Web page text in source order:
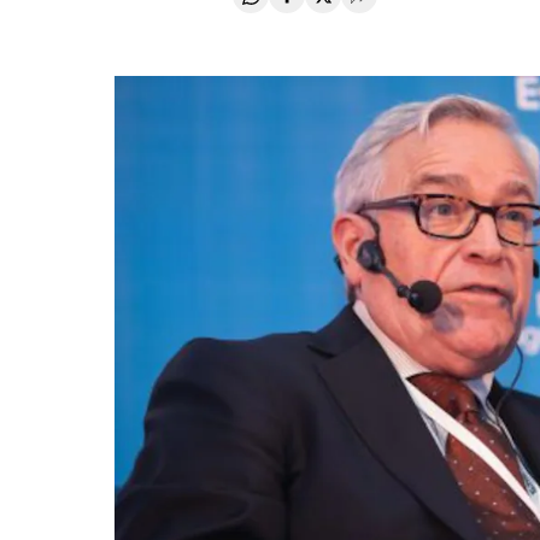
Compartir en Whatsapp
Compartir en Facebook
Compartir en Twitter
Desplegar Redes